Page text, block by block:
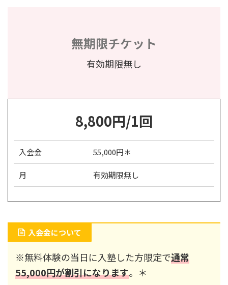
無期限チケット
有効期限無し
8,800円/1回
入会金 55,000円＊
月 有効期限無し
入会金について
※無料体験の当日に入塾した方限定で通常
55,000円が割引になります。＊